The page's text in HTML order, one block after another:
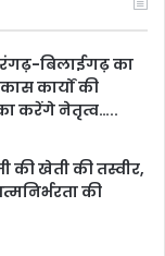
बिलाईगढ़ का
कार्यों की
का करेंगे नेतृत्व…..
की खेती की तस्वीर,
की